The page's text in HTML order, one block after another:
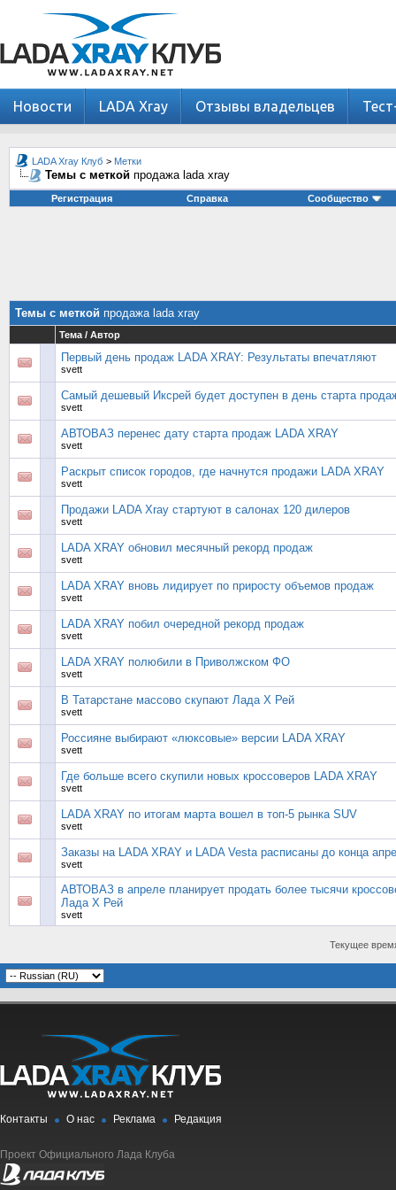
Новости LADA Xray Отзывы владельцев
LADA Xray Клуб > Метки
Темы с меткой продажа lada xray
Регистрация Справка Сообщество
Темы с меткой продажа lada xray
Тема / Автор
Первый день продаж LADA XRAY: Результаты впечатляют
svett
Самый дешевый Иксрей будет доступен в день старта
svett
АВТОВАЗ перенес дату старта продаж LADA XRAY
svett
Раскрыт список городов, где начнутся продажи LADA XRAY
svett
Продажи LADA Xray стартуют в салонах 120 дилеров
svett
LADA XRAY обновил месячный рекорд продаж
svett
LADA XRAY вновь лидирует по приросту объемов продаж
svett
LADA XRAY побил очередной рекорд продаж
svett
LADA XRAY полюбили в Приволжском ФО
svett
В Татарстане массово скупают Лада Х Рей
svett
Россияне выбирают «люксовые» версии LADA XRAY
svett
Где больше всего скупили новых кроссоверов LADA XRAY
svett
LADA XRAY по итогам марта вошел в топ-5 рынка SUV
svett
Заказы на LADA XRAY и LADA Vesta расписаны до конца
svett
АВТОВАЗ в апреле планирует продать более тысячи
Лада Х Рей
svett
Текущее
Контакты О нас Реклама Редакция
Проект Официального Лада Клуба